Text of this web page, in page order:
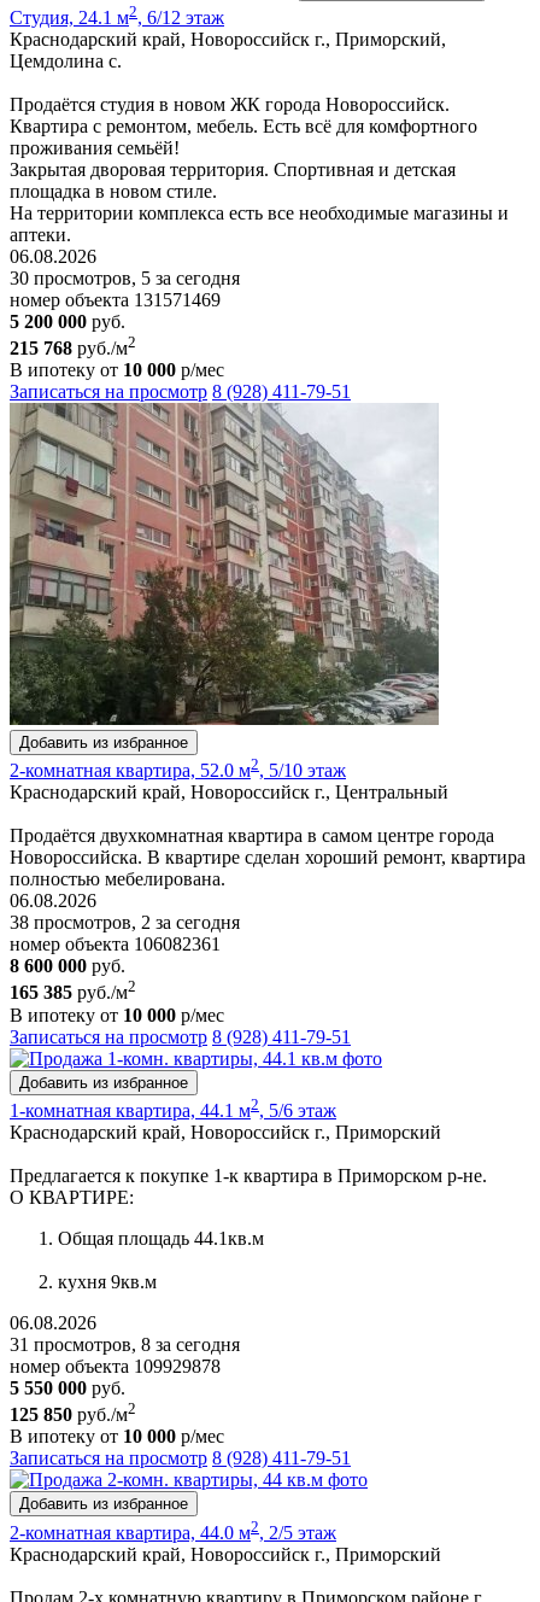
Студия, 24.1 м2, 6/12 этаж
Краснодарский край, Новороссийск г., Приморский,
Цемдолина с.
Продаётся студия в новом ЖК города Новороссийск.
Квартира с ремонтом, мебель. Есть всё для комфортного
проживания семьёй!
Закрытая дворовая территория. Спортивная и детская
площадка в новом стиле.
На территории комплекса есть все необходимые магазины и
аптеки.
06.08.2026
30 просмотров, 5 за сегодня
номер объекта 131571469
5 200 000 руб.
215 768 руб./м2
В ипотеку от 10 000 р/мес
Записаться на просмотр 8 (928) 411-79-51
Добавить из избранное
2-комнатная квартира, 52.0 м2, 5/10 этаж
Краснодарский край, Новороссийск г., Центральный
Продаётся двухкомнатная квартира в самом центре города
Новороссийска. В квартире сделан хороший ремонт, квартира
полностью мебелирована.
06.08.2026
38 просмотров, 2 за сегодня
номер объекта 106082361
8 600 000 руб.
165 385 руб./м2
В ипотеку от 10 000 р/мес
Записаться на просмотр 8 (928) 411-79-51
Добавить из избранное
1-комнатная квартира, 44.1 м2, 5/6 этаж
Краснодарский край, Новороссийск г., Приморский
Предлагается к покупке 1-к квартира в Приморском р-не.
О КВАРТИРЕ:
Общая площадь 44.1кв.м
кухня 9кв.м
06.08.2026
31 просмотров, 8 за сегодня
номер объекта 109929878
5 550 000 руб.
125 850 руб./м2
В ипотеку от 10 000 р/мес
Записаться на просмотр 8 (928) 411-79-51
Добавить из избранное
2-комнатная квартира, 44.0 м2, 2/5 этаж
Краснодарский край, Новороссийск г., Приморский
Продам 2-х комнатную квартиру в Приморском районе г.